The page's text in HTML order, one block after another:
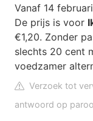
Vanaf 14
De prijs is voor
€1,20. Zonder
slechts 20 cent
voedzamer
Verzoek tot
antwoord op